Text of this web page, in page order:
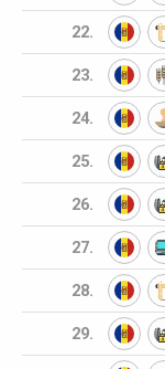
22.
23.
24.
25.
26.
27.
28.
29.